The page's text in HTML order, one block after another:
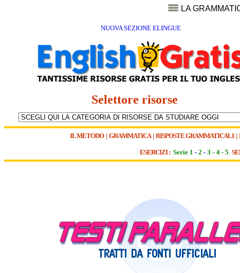
LA
NUOVA SEZIONE ELINGUE
Selettore risorse
IL METODO| GRAMMATICA| RISPOSTE GRAMMATICALI|
ESERCIZI : Serie 1 -2 - 3 -4- 5